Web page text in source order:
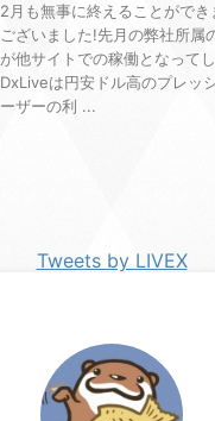
2月も無事に終えることができ
ございました!先月の弊社所属
が他サイトでの稼働となってし
DxLiveは円安ドル高のプレッ
ーザーの利 ...
Tweets by LIVEX